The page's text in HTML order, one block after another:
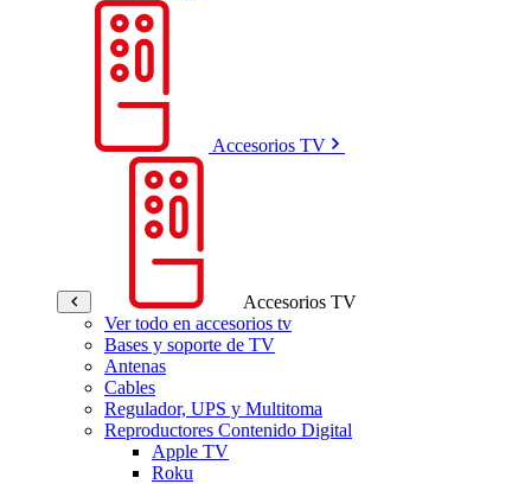
Accesorios TV
Accesorios TV
Ver todo en accesorios tv
Bases y soporte de TV
Antenas
Cables
Regulador, UPS y Multitoma
Reproductores Contenido Digital
Apple TV
Roku